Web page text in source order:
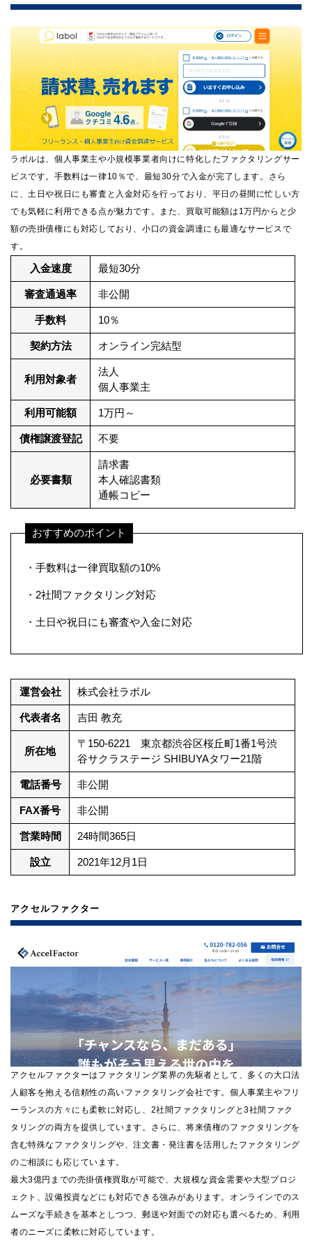
ラボルは、個人事業主や小規模事業者向けに特化したファクタリングサー
ビスです。手数料は一律10％で、最短30分で入金が完了します。さら
に、土日や祝日にも審査と入金対応を行っており、平日の昼間に忙しい方
でも気軽に利用できる点が魅力です。また、買取可能額は1万円からと少
額の売掛債権にも対応しており、小口の資金調達にも最適なサービスで
す。
入金速度 最短30分
審査通過率 非公開
手数料 10％
契約方法 オンライン完結型
利用対象者
法人
個人事業主
利用可能額 1万円～
債権譲渡登記 不要
必要書類
請求書
本人確認書類
通帳コピー
おすすめのポイント
・手数料は一律買取額の10%
・2社間ファクタリング対応
・土日や祝日にも審査や入金に対応
運営会社 株式会社ラボル
代表者名 吉田 教充
所在地
〒150-6221 東京都渋谷区桜丘町1番1号渋
谷サクラステージ SHIBUYAタワー21階
電話番号 非公開
FAX番号 非公開
営業時間 24時間365日
設立 2021年12月1日
アクセルファクター
アクセルファクターはファクタリング業界の先駆者として、多くの大口法
人顧客を抱える信頼性の高いファクタリング会社です。個人事業主やフリ
ーランスの方々にも柔軟に対応し、2社間ファクタリングと3社間ファク
タリングの両方を提供しています。さらに、将来債権のファクタリングを
含む特殊なファクタリングや、注文書・発注書を活用したファクタリング
のご相談にも応じています。
最大3億円までの売掛債権買取が可能で、大規模な資金需要や大型プロジ
ェクト、設備投資などにも対応できる強みがあります。オンラインでのス
ムーズな手続きを基本としつつ、郵送や対面での対応も選べるため、利用
者のニーズに柔軟に対応しています。